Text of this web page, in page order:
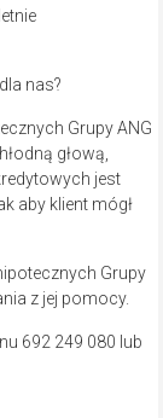
nas?
Grupy ANG
głową,
jest
aby klient mógł
Grupy
z jej pomocy.
692 249 080 lub